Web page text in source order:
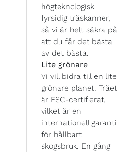
högteknologisk
fyrsidig träskanner,
så vi är helt säkra på
att du får det bästa
av det bästa.
Lite grönare
Vi vill bidra till en lite
grönare planet. Träet
är FSC-certifierat,
vilket är en
internationell garanti
för hållbart
skogsbruk. En gång